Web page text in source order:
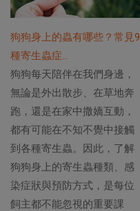
狗狗身上的蟲有哪些？常見9
種寄生蟲症...
狗狗每天陪伴在我們身邊，
無論是外出散步、在草地奔
跑，還是在家中撒嬌互動，
都有可能在不知不覺中接觸
到各種寄生蟲。因此，了解
狗狗身上的寄生蟲種類、感
染症狀與預防方式，是每位
飼主都不能忽視的重要課